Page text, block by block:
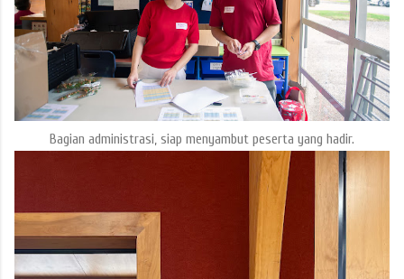
Bagian administrasi, siap menyambut peserta yang hadir.